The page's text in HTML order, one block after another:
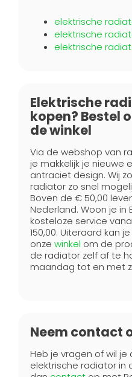
elektrische
elektrische
elektrische
Elektrische
kopen? Bestel
de winkel
Via de webshop van
je makkelijk je nieuwe
antraciet design. Wij
radiator zo snel
Boven de € 50,00
Nederland. Woon je in
kosteloze service
150,00. Uiteraard kan
onze winkel om de
de radiator zelf af te
maandag tot en met
Neem contact
Heb je vragen of wil je
elektrische radiator in